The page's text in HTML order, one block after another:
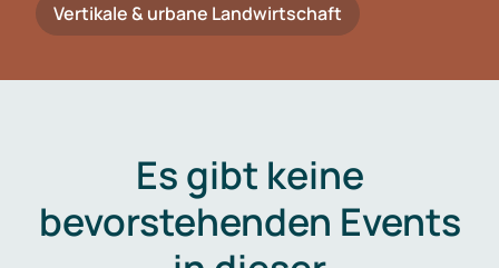
Vertikale & urbane Landwirtschaft
Es gibt keine
bevorstehenden Events